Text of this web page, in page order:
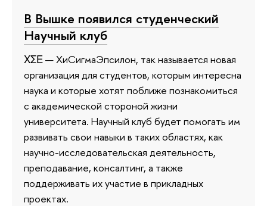
В Вышке появился cтуденческий
Научный клуб
ΧΣΕ — ХиСигмаЭпсилон, так называется новая
организация для студентов, которым интересна
наука и которые хотят поближе познакомиться
с академической стороной жизни
университета. Научный клуб будет помогать им
развивать свои навыки в таких областях, как
научно-исследовательская деятельность,
преподавание, консалтинг, а также
поддерживать их участие в прикладных
проектах.